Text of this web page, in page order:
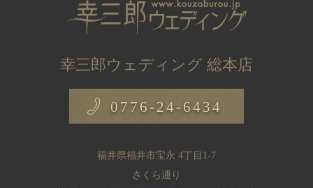
幸三郎ウェディング 総本店
0776-24-6434
福井県福井市宝永 4丁目1-7
さくら通り